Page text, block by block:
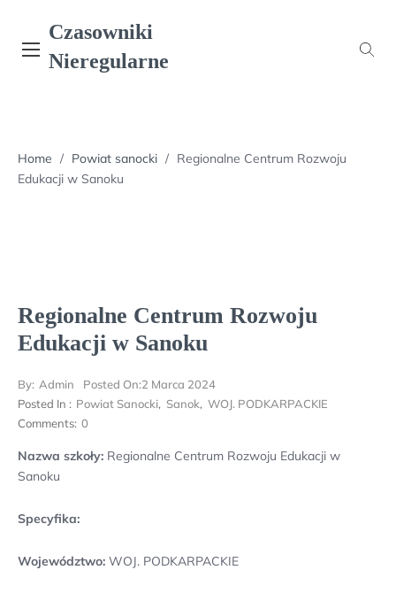
content
Czasowniki
Nieregularne
Home / Powiat sanocki / Regionalne Centrum Rozwoju
Edukacji w Sanoku
Regionalne Centrum Rozwoju
Edukacji w Sanoku
By: Admin Posted On:2 Marca 2024
Posted In : Powiat Sanocki, Sanok, WOJ. PODKARPACKIE
Comments: 0
Nazwa szkoły: Regionalne Centrum Rozwoju Edukacji w
Sanoku
Specyfika:
Województwo: WOJ. PODKARPACKIE